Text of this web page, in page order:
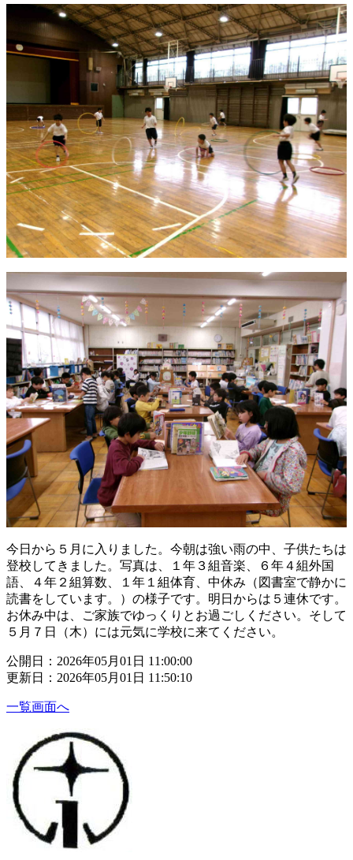
今日から５月に入りました。今朝は強い雨の中、子供たちは
登校してきました。写真は、１年３組音楽、６年４組外国
語、４年２組算数、１年１組体育、中休み（図書室で静かに
読書をしています。）の様子です。明日からは５連休です。
お休み中は、ご家族でゆっくりとお過ごしください。そして
５月７日（木）には元気に学校に来てください。
公開日：2026年05月01日 11:00:00
更新日：2026年05月01日 11:50:10
一覧画面へ